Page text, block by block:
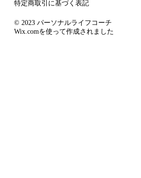
特定商取引に基づく表記
© 2023 パーソナルライフコーチ
Wix.comを使って作成されました